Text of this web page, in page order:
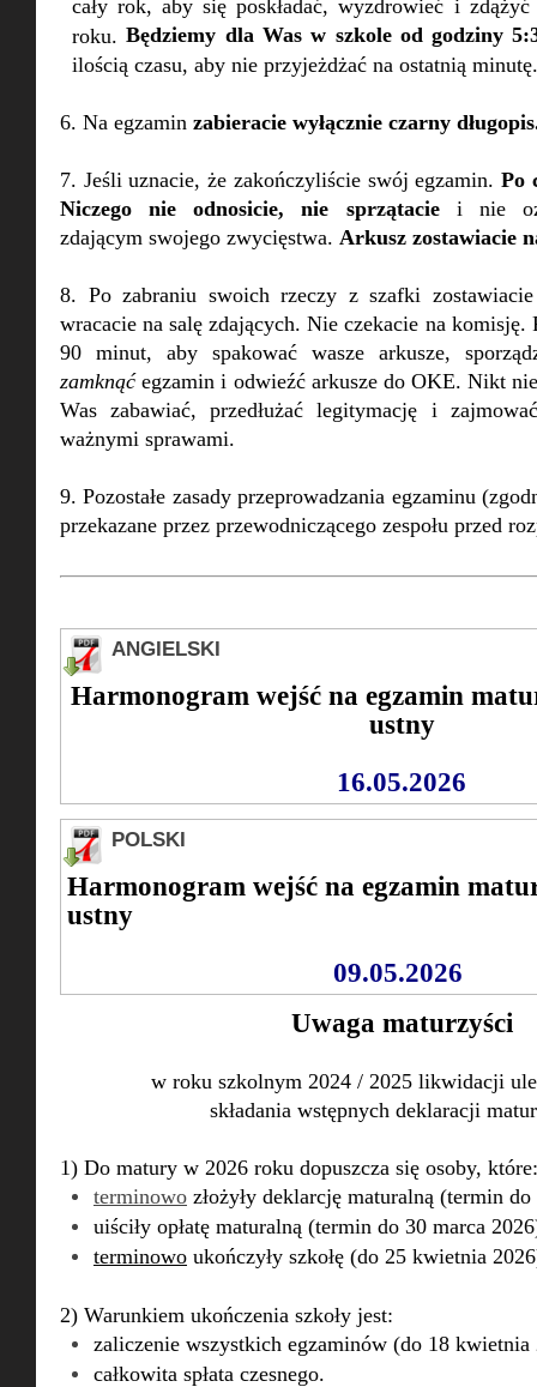
cały rok, aby się poskładać, wyzdrowieć i
roku.Będziemy dla Was w szkole od godziny
ilością czasu, aby nie przyjeżdżać na ostatnią minutę.
6. Na egzamin zabieracie wyłącznie czarny
7. Jeśli uznacie, że zakończyliście swój egzamin. Po
Niczego nie odnosicie, nie sprzątaciei nie
zdającym swojego zwycięstwa. Arkusz zostawiacie
8. Po zabraniu swoich rzeczy z szafki
wracacie na salę zdających. Nie czekacie na komisję.
90 minut, aby spakować wasze arkusze,
zamknąćegzamin i odwieźć arkusze do OKE. Nikt
Was zabawiać, przedłużać legitymację i
ważnymi sprawami.
9. Pozostałe zasady przeprowadzania egzaminu
przekazane przez przewodniczącego zespołu przed
ANGIELSKI
Harmonogram wejść na egzamin
ustny
16.05.2026
POLSKI
Harmonogram wejść na egzamin
ustny
09.05.2026
Uwaga maturzyści
w roku szkolnym 2024 / 2025 likwidacji
składania wstępnych deklaracji
1) Do matury w 2026 roku dopuszcza się osoby, które:
terminowo złożyły deklarcję maturalną (termin
uiściły opłatę maturalną (termin do 30 marca
terminowo ukończyły szkołę (do 25 kwietnia
2) Warunkiem ukończenia szkoły jest:
zaliczenie wszystkich egzaminów (do 18 kwietnia
całkowita spłata czesnego.